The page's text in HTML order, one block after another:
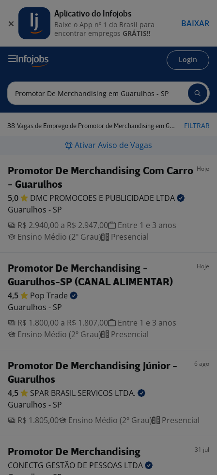
Login
38 Vagas de Emprego de Promotor de Merchandising em Guarulhos - SP FILTRAR
Ativar Aviso de Vagas
Promotor De Merchandising Com Carro
- Guarulhos
Hoje
5,0 DMC PROMOCOES E PUBLICIDADE LTDA
Guarulhos - SP
R$ 2.940,00 a R$ 2.947,00
Entre 1 e 3 anos
Ensino Médio (2º Grau)
Presencial
Promotor De Merchandising -
Guarulhos-SP (CANAL ALIMENTAR)
Hoje
4,5 Pop Trade
Guarulhos - SP
R$ 1.800,00 a R$ 1.807,00
Entre 1 e 3 anos
Ensino Médio (2º Grau)
Presencial
Promotor De Merchandising Júnior -
Guarulhos
6 ago
4,5 SPAR BRASIL SERVICOS LTDA.
Guarulhos - SP
R$ 1.805,00
Ensino Médio (2º Grau) Presencial
Promotor De Merchandising 31 jul
CONECTG GESTÃO DE PESSOAS LTDA
Aplicativo do Infojobs
Baixe o App nº 1 do Brasil para
encontrar empregos GRÁTIS!!
BAIXAR